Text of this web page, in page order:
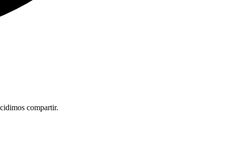
compartir.